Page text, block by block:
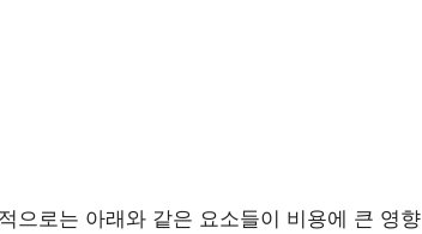
으로는 아래와 같은 요소들이 비용에 큰 영향